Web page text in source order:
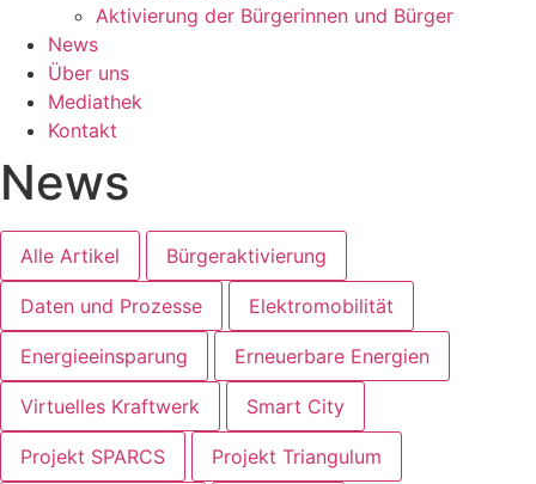
Aktivierung der Bürgerinnen und Bürger
News
Über uns
Mediathek
Kontakt
News
Alle Artikel Bürgeraktivierung
Daten und Prozesse Elektromobilität
Energieeinsparung Erneuerbare Energien
Virtuelles Kraftwerk Smart City
Projekt SPARCS Projekt Triangulum